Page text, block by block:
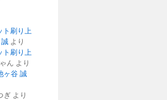
ト刷り上
より
ト刷り上
ん より
ヶ谷 誠
ぎより